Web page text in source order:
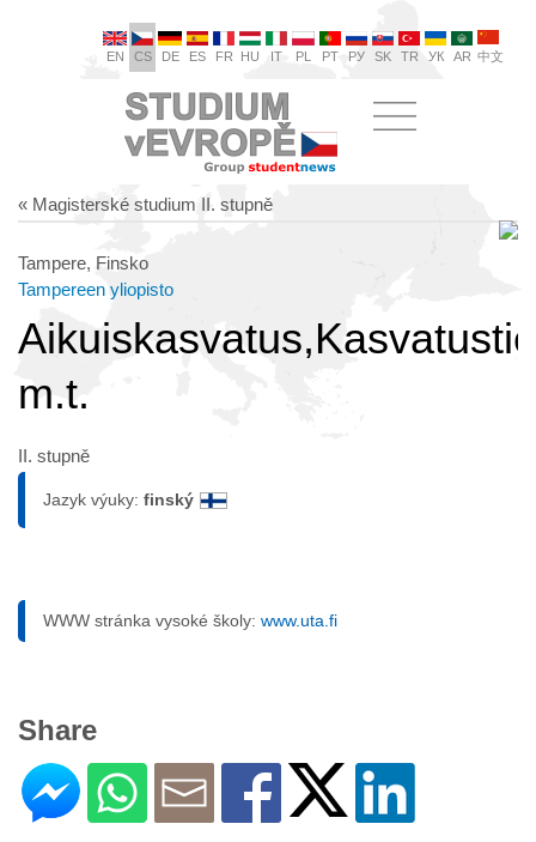
EN CS DE ES FR HU IT PL PT РУ SK TR УК AR 中文
« Magisterské studium II. stupně
Tampere, Finsko
Tampereen yliopisto
m.t.
II. stupně
Jazyk výuky: finský
WWW stránka vysoké školy: www.uta.fi
Share